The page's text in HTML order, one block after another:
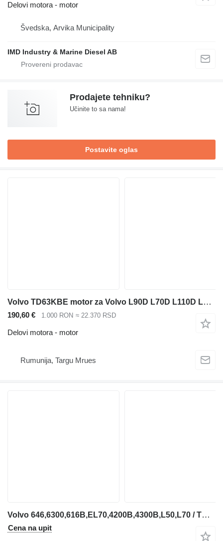
Delovi motora - motor
Švedska, Arvika Municipality
IMD Industry & Marine Diesel AB
Prodajete tehniku?
Učinite to sa nama!
Postavite oglas
Volvo TD63KBE motor za Volvo L90D L70D L110D L120D prednjeg utovarivača
190,60 € 1.000 RON ≈ 22.370 RSD
Delovi motora - motor
Rumunija, Targu Mrues
Volvo 646,6300,616B,EL70,4200B,4300B,L50,L70 / TD45B 4804681 hladnjak ulja za Volvo 646,6300,616B,EL70,4200B,4300B,L50,L70 / TD45B prednjeg utovarivača
Cena na upit